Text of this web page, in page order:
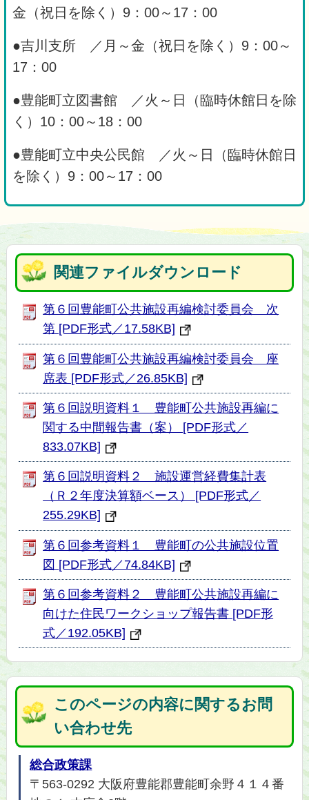
金（祝日を除く）9：00～17：00
●吉川支所 ／月～金（祝日を除く）9：00～
17：00
●豊能町立図書館 ／火～日（臨時休館日を除
く）10：00～18：00
●豊能町立中央公民館 ／火～日（臨時休館日
を除く）9：00～17：00
関連ファイルダウンロード
第６回豊能町公共施設再編検討委員会 次
第 [PDF形式／17.58KB]
第６回豊能町公共施設再編検討委員会 座
席表 [PDF形式／26.85KB]
第６回説明資料１ 豊能町公共施設再編に
関する中間報告書（案） [PDF形式／
833.07KB]
第６回説明資料２ 施設運営経費集計表
（Ｒ２年度決算額ベース） [PDF形式／
255.29KB]
第６回参考資料１ 豊能町の公共施設位置
図 [PDF形式／74.84KB]
第６回参考資料２ 豊能町公共施設再編に
向けた住民ワークショップ報告書 [PDF形
式／192.05KB]
このページの内容に関するお問
い合わせ先
総合政策課
〒563-0292 大阪府豊能郡豊能町余野４１４番